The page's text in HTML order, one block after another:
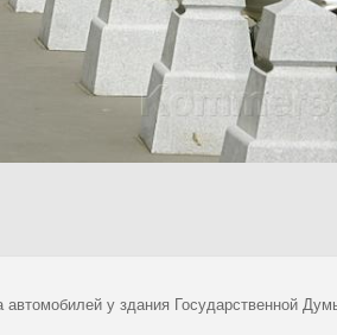
автомобилей у здания Государственной